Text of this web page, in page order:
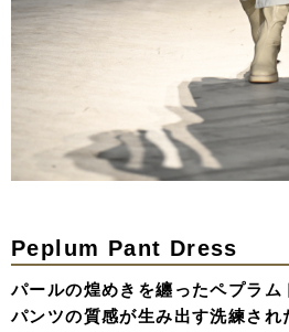
Peplum Pant Dress
パールの煌めきを纏ったペプラ
パンツの質感が生み出す洗練され